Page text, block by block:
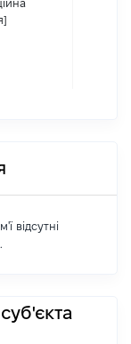
відсутні